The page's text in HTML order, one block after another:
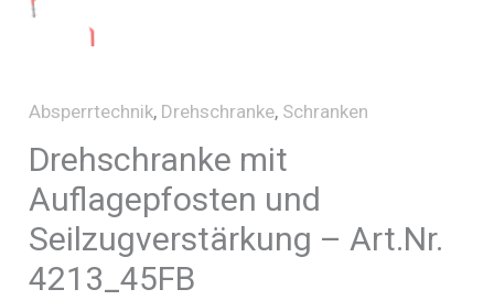
Absperrtechnik, Drehschranke, Schranken
Drehschranke mit
Auflagepfosten und
Seilzugverstärkung – Art.Nr.
4213_45FB